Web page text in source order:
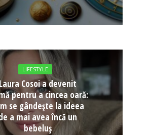
LIFESTYLE
Laura Cosoi a devenit
pentru a cincea oară:
se gândește la ideea
a mai avea încă un
bebeluș